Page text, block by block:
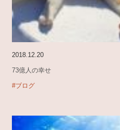
2018.12.20
73億人の幸せ
#ブログ